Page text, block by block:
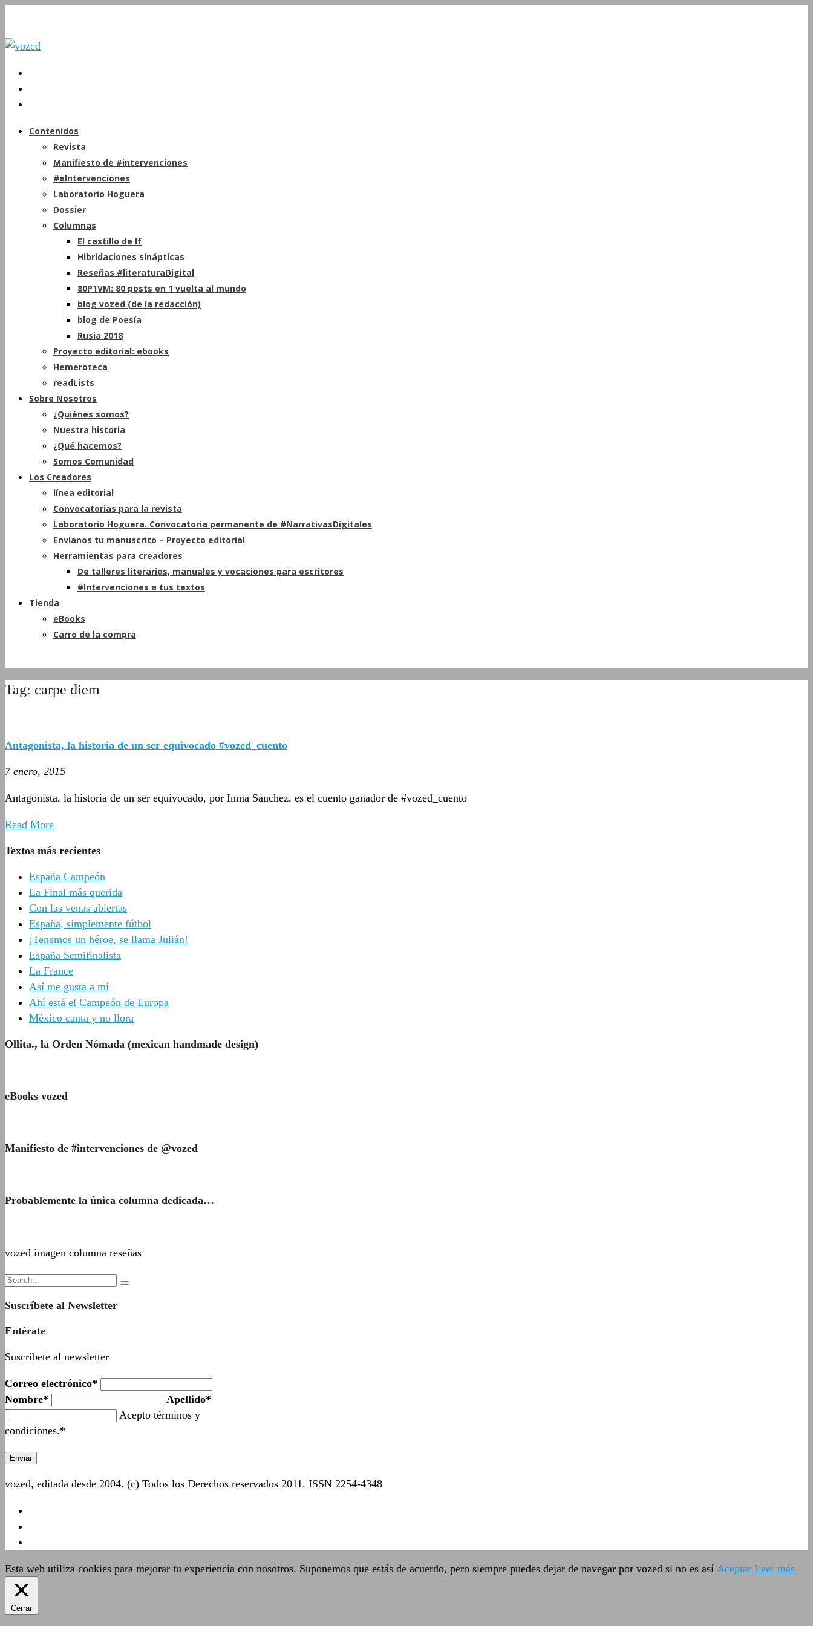
Contenidos
Revista
Manifiesto de #intervenciones
#eIntervenciones
Laboratorio Hoguera
Dossier
Columnas
El castillo de If
Hibridaciones sinápticas
Reseñas #literaturaDigital
80P1VM: 80 posts en 1 vuelta al mundo
blog vozed (de la redacción)
blog de Poesía
Rusia 2018
Proyecto editorial: ebooks
Hemeroteca
readLists
Sobre Nosotros
¿Quiénes somos?
Nuestra historia
¿Qué hacemos?
Somos Comunidad
Los Creadores
línea editorial
Convocatorias para la revista
Laboratorio Hoguera. Convocatoria permanente de #NarrativasDigitales
Envíanos tu manuscrito – Proyecto editorial
Herramientas para creadores
De talleres literarios, manuales y vocaciones para escritores
#Intervenciones a tus textos
Tienda
eBooks
Carro de la compra
Tag: carpe diem
Antagonista, la historia de un ser equivocado #vozed_cuento
7 enero, 2015
Antagonista, la historia de un ser equivocado, por Inma Sánchez, es el cuento ganador de #vozed_cuento
Read More
Textos más recientes
España Campeón
La Final más querida
Con las venas abiertas
España, simplemente fútbol
¡Tenemos un héroe, se llama Julián!
España Semifinalista
La France
Así me gusta a mí
Ahí está el Campeón de Europa
México canta y no llora
Ollita., la Orden Nómada (mexican handmade design)
eBooks vozed
Manifiesto de #intervenciones de @vozed
Probablemente la única columna dedicada…
vozed imagen columna reseñas
Suscríbete al Newsletter
Entérate
Suscríbete al newsletter
Correo electrónico*
Nombre*
Apellido*
Acepto términos y
condiciones.*
vozed, editada desde 2004. (c) Todos los Derechos reservados 2011. ISSN 2254-4348
Esta web utiliza cookies para mejorar tu experiencia con nosotros. Suponemos que estás de acuerdo, pero siempre puedes dejar de navegar por vozed si no es así Aceptar Leer más
Cerrar